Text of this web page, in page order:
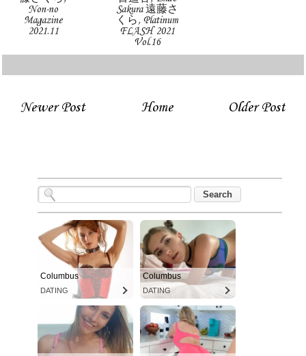
Non-no
Magazine
2021.11
Sakura 遠藤さ
くら, Platinum
FLASH 2021
Vol.16
Newer Post Older Post
Home
Columbus
DATING
Columbus
DATING